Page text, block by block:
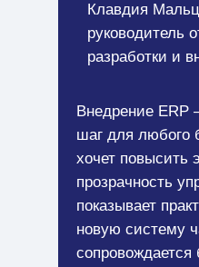
Клавдия
руководитель
разработки и
Внедрение
шаг для любого
хочет повысить
прозрачность
показывает
новую систему